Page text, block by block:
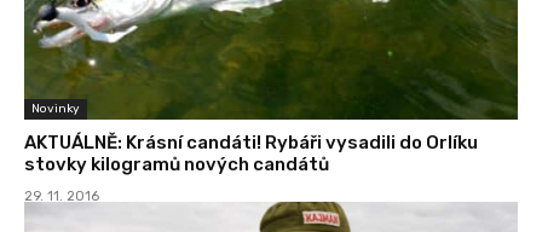
Novinky
AKTUÁLNĚ: Krásní candáti! Rybáři vysadili do Orlíku
stovky kilogramů nových candátů
29. 11. 2016